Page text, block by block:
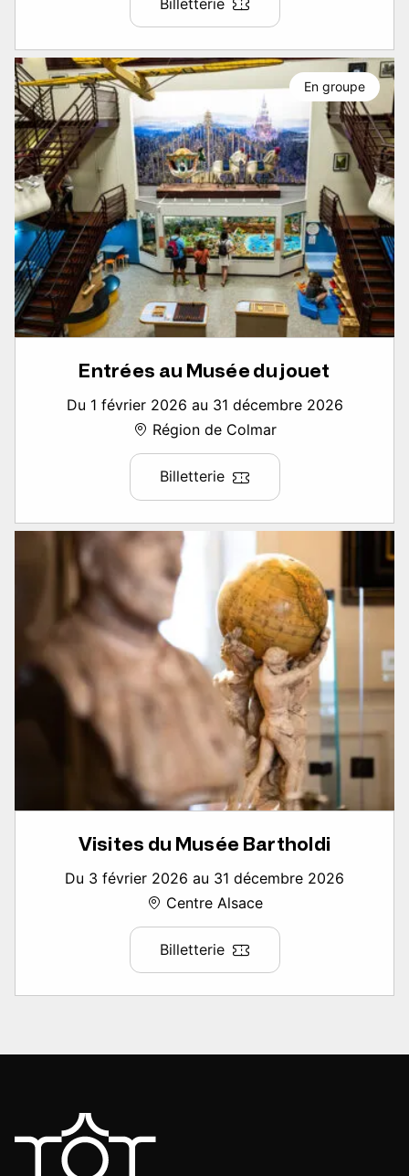
Entrées au Musée du jouet
Du 1 février 2026 au 31 décembre 2026
Région de Colmar
Billetterie
En groupe
Visites du Musée Bartholdi
Du 3 février 2026 au 31 décembre 2026
Centre Alsace
Billetterie